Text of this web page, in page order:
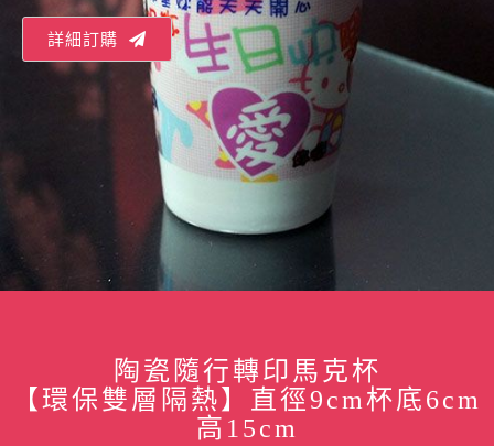
詳細訂購
陶瓷隨行轉印馬克杯
【環保雙層隔熱】直徑9cm杯底6cm
高15cm